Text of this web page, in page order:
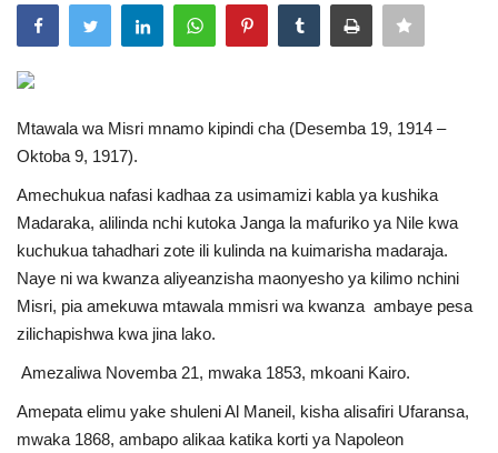
Onyesho la Majaribio
Jukwaa la Nasser la Kimataifa
Wasiliana
Misri
Timu yetu
Urithi wa Nasser
Harakati ya Nasser kwa Vijana
Habari
Mtawala wa Misri mnamo kipindi cha (Desemba 19, 1914 –
Oktoba 9, 1917).
Amechukua nafasi kadhaa za usimamizi kabla ya kushika
Madaraka, alilinda nchi kutoka Janga la mafuriko ya Nile kwa
kuchukua tahadhari zote ili kulinda na kuimarisha madaraja.
Naye ni wa kwanza aliyeanzisha maonyesho ya kilimo nchini
Misri, pia amekuwa mtawala mmisri wa kwanza ambaye pesa
zilichapishwa kwa jina lako.
Amezaliwa Novemba 21, mwaka 1853, mkoani Kairo.
Amepata elimu yake shuleni Al Maneil, kisha alisafiri Ufaransa,
mwaka 1868, ambapo alikaa katika korti ya Napoleon